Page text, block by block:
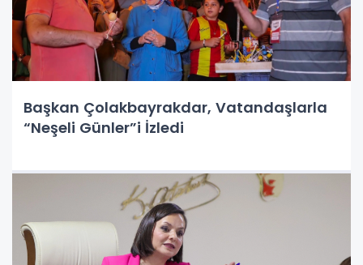
Başkan Çolakbayrakdar, Vatandaşlarla
“Neşeli Günler”i İzledi